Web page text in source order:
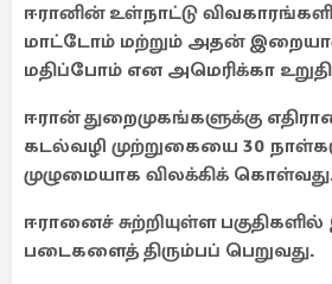
ஈரானின் உள்நாட்டு
மாட்டோம் மற்றும் அதன்
மதிப்போம் என அமெரிக்கா
ஈரான் துறைமுகங்களுக்கு
கடல்வழி முற்றுகையை 30
முழுமையாக விலக்கிக்
ஈரானைச் சுற்றியுள்ள
படைகளைத் திரும்பப் பெறுவது.